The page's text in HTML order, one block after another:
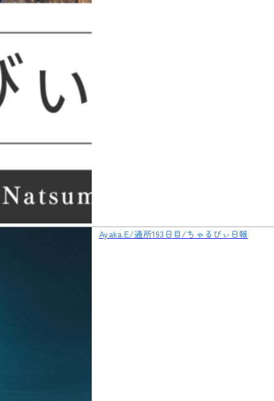
Ayaka.E/通所193日目/ちゃるびぃ日報